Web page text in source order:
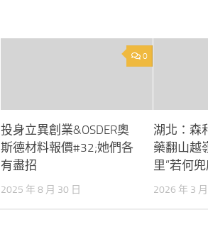
0
投身立異創業&OSDER奧
斯德材料報價#32;她們各
有盡招
2025 年 8 月 30 日
湖北：森
藥翻山越
里”若何
2026 年 3